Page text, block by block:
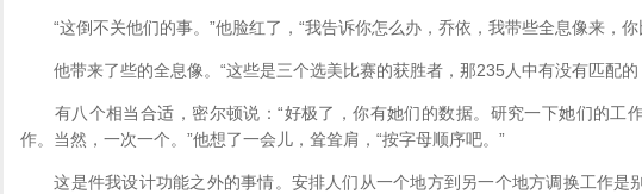
“这倒不关他们的事。”他脸红了，“我告诉你怎么办，乔依，我带些全息像来，你
他带来了些的全息像。“这些是三个选美比赛的获胜者，那235人中有没有匹配的
有八个相当合适，密尔顿说：“好极了，你有她们的数据。研究一下她们的工
作。当然，一次一个。”他想了一会儿，耸耸肩，“按字母顺序吧。”
这是件我设计功能之外的事情。安排人们从一个地方到另一个地方调换工作是